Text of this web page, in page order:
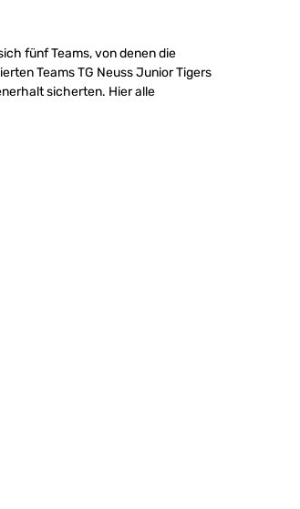
fünf Teams, von denen die
Teams TG Neuss Junior Tigers
sicherten. Hier alle